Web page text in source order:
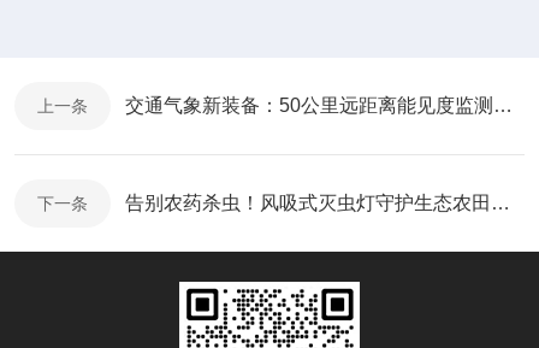
上一条 交通气象新装备：50公里远距离能见度监测系统
下一条 告别农药杀虫！风吸式灭虫灯守护生态农田种植